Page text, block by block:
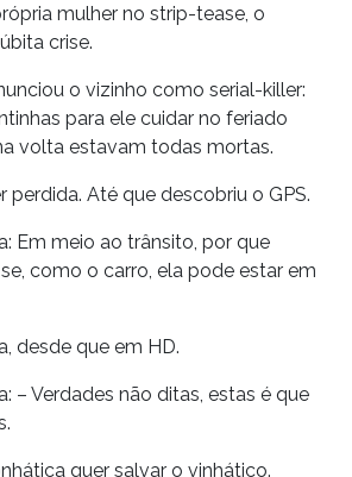
mulher no strip-tease, o
crise.
o vizinho como serial-killer:
para ele cuidar no feriado
volta estavam todas mortas.
perdida. Até que descobriu o GPS.
Em meio ao trânsito, por que
como o carro, ela pode estar em
desde que em HD.
– Verdades não ditas, estas é que
quer salvar o vinhático.